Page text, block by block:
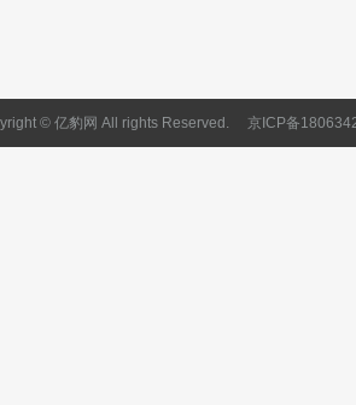
© 亿豹网 All rights Reserved. 京ICP备